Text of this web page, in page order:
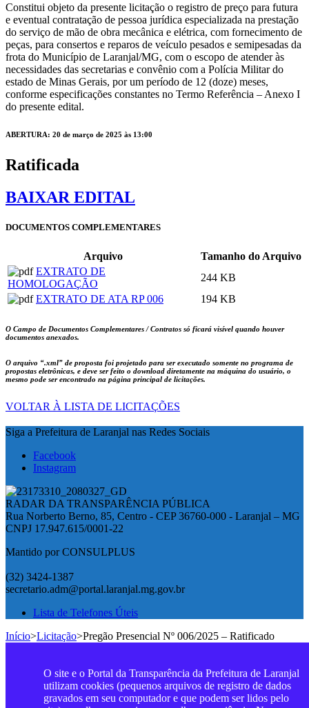
Constitui objeto da presente licitação o registro de preço para futura
e eventual contratação de pessoa jurídica especializada na prestação
do serviço de mão de obra mecânica e elétrica, com fornecimento de
peças, para consertos e reparos de veículo pesados e semipesadas da
frota do Município de Laranjal/MG, com o escopo de atender às
necessidades das secretarias e convênio com a Polícia Militar do
estado de Minas Gerais, por um período de 12 (doze) meses,
conforme especificações constantes no Termo Referência – Anexo I
do presente edital.
ABERTURA: 20 de março de 2025 às 13:00
Ratificada
BAIXAR EDITAL
DOCUMENTOS COMPLEMENTARES
Arquivo
Tamanho do Arquivo
EXTRATO DE
HOMOLOGAÇÃO
244 KB
EXTRATO DE ATA RP 006
194 KB
O Campo de Documentos Complementares / Contratos só ficará visível quando houver
documentos anexados.
O arquivo “.xml” de proposta foi projetado para ser executado somente no programa de
propostas eletrônicas, e deve ser feito o download diretamente na máquina do usuário, o
mesmo pode ser encontrado na página principal de licitações.
VOLTAR À LISTA DE LICITAÇÕES
Siga a Prefeitura de Laranjal nas Redes Sociais
Facebook
Instagram
RADAR DA TRANSPARÊNCIA PÚBLICA
Rua Norberto Berno, 85, Centro - CEP 36760-000 - Laranjal – MG
CNPJ 17.947.615/0001-22
Mantido por CONSULPLUS
(32) 3424-1387
secretario.adm@portal.laranjal.mg.gov.br
Lista de Telefones Úteis
Início>Licitação>Pregão Presencial Nº 006/2025 – Ratificado
O site e o Portal da Transparência da Prefeitura de Laranjal
utilizam cookies (pequenos arquivos de registro de dados
gravados em seu computador e que podem ser lidos pelo